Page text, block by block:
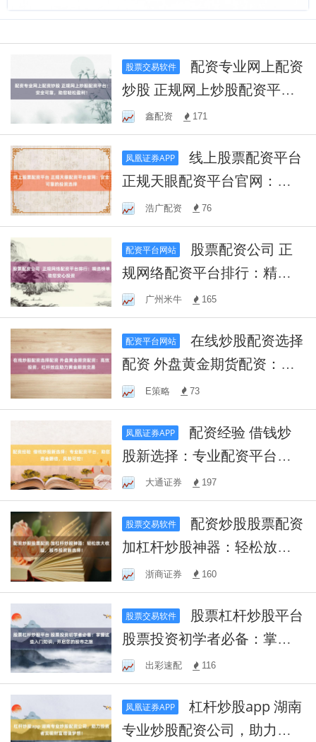
股票交易软件
炒股 正规网上炒股配资平
台：安全可靠，助您轻松盈
利！
鑫配资 171
凤凰证券APP
线上股票配资平台
正规天眼配资平台官网：安
全可靠的投资选择
浩广配资 76
配资平台网站
规网络配资平台排行：精选
榜单助您安心投资
广州米牛 165
配资平台网站
在线炒股配资选择
配资 外盘黄金期货配资：高
效投资，杠杆效应助力黄金
期货交易
E策略 73
凤凰证券APP
股新选择：专业配资平台，
助您资金翻倍，风险可控！
大通证券 197
股票交易软件
加杠杆炒股神器：轻松放大
收益，股市投资新选择！
浙商证券 160
股票交易软件
股票投资初学者必备：掌握
这些入门知识，开启您的股
市之旅
出彩速配 116
凤凰证券APP
杠杆炒股app 湖南
专业炒股配资公司，助力投